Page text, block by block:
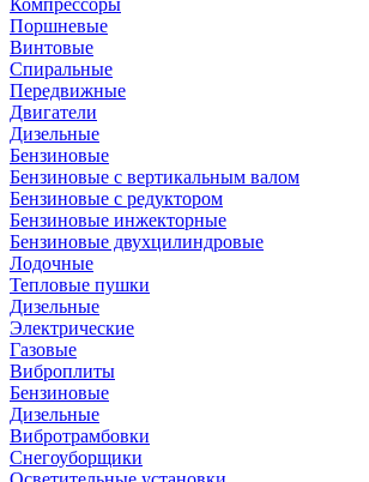
Компрессоры
Поршневые
Винтовые
Спиральные
Передвижные
Двигатели
Дизельные
Бензиновые
Бензиновые с вертикальным валом
Бензиновые с редуктором
Бензиновые инжекторные
Бензиновые двухцилиндровые
Лодочные
Тепловые пушки
Дизельные
Электрические
Газовые
Виброплиты
Бензиновые
Дизельные
Вибротрамбовки
Снегоуборщики